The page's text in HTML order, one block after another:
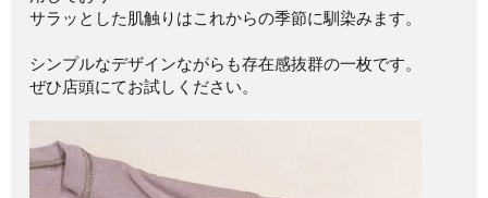
サラッとした肌触りはこれからの季節に馴染みます。
シンプルなデザインながらも存在感抜群の一枚です。
ぜひ店頭にてお試しください。